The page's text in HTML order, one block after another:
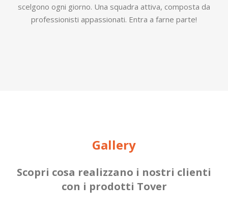
scelgono ogni giorno. Una squadra attiva, composta da
professionisti appassionati. Entra a farne parte!
Gallery
Scopri cosa realizzano i nostri clienti
con i prodotti Tover